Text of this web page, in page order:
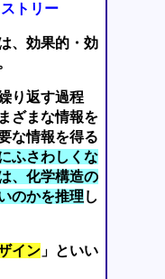
トリー
、効果的・効
り返す過程
ざまな情報を
な情報を得る
ふさわしくな
、化学構造の
のかを推理 し
イン 」といい